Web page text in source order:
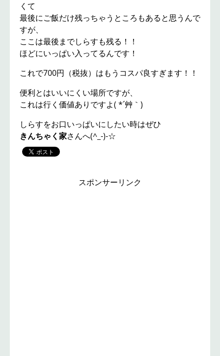
くて
最後にご飯だけ残っちゃうところもあると思うんで
すが、
ここは最後までしらすも残る！！
ほどにいっぱい入ってるんです！
これで700円（税抜）はもうコスパ良すぎます！！
便利とはいいにくい場所ですが、
これは行く価値ありですよ( *´艸｀)
しらすをお口いっぱいにしたい時はぜひ
きんちゃく家さんへ(^_-)-☆
スポンサーリンク